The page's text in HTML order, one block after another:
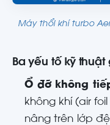
Máy thổi khí turbo
Ba yếu tố kỹ
Ổ đỡ không
không khí (air
nâng trên lớp